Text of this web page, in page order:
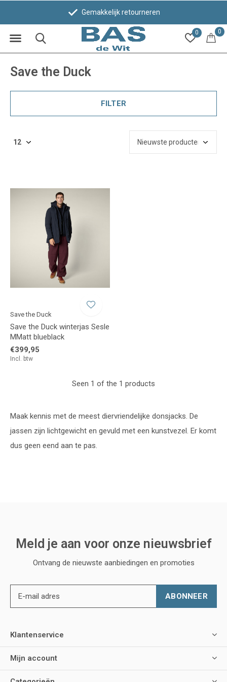
0 0
Gemakkelijk retourneren
Save the Duck
FILTER
Save the Duck
Save the Duck winterjas Sesle
MMatt blueblack
€399,95
Incl. btw
Seen 1 of the 1 products
Maak kennis met de meest diervriendelijke donsjacks. De
jassen zijn lichtgewicht en gevuld met een kunstvezel. Er komt
dus geen eend aan te pas.
Meld je aan voor onze nieuwsbrief
Ontvang de nieuwste aanbiedingen en promoties
ABONNEER
Klantenservice
Mijn account